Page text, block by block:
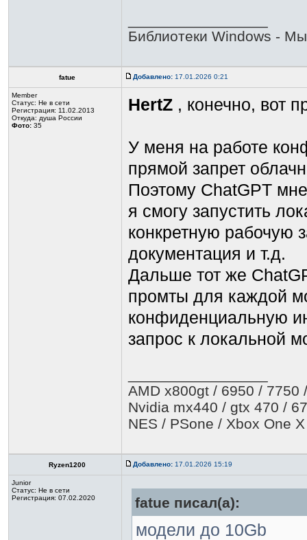
Библиотеки Windows -
fatue Добавлено: 17.01.2026 0:21
Member
Статус: Не в сети
Регистрация: 11.02.2013
Откуда: душа России
Фото: 35
HertZ , конечно, вот
У меня на работе
прямой запрет
Поэтому ChatGPT
я смогу запустить
конкретную рабочую
документация и т.д.
Дальше тот же
промты для каждой
конфиденциальную
запрос к локальной
AMD x800gt / 6950 / 7750
Nvidia mx440 / gtx 470 /
NES / PSone / Xbox One X
Ryzen1200 Добавлено: 17.01.2026 15:19
Junior
Статус: Не в сети
Регистрация: 07.02.2020
fatue писал(а):
модели до 10Gb